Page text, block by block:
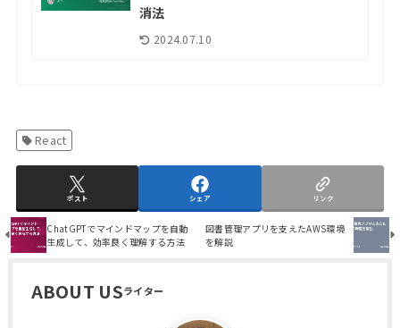
消法
2024.07.10
React
ポスト シェア リンク
ChatGPTでマインドマップを自動
生成して、効率良く理解する方法
図書管理アプリを支えたAWS環境
を解説
ABOUT US